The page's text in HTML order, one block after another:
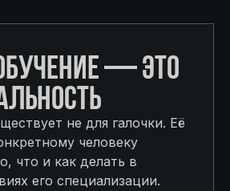
— ЭТО
не для галочки. Её
человеку
что и как делать в
его специализации.